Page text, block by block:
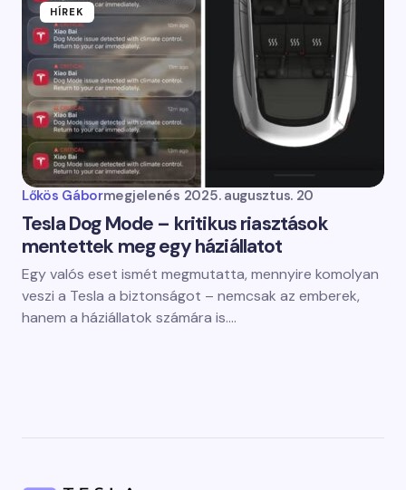
HÍREK
Lőkös Gábormegjelenés 2025. augusztus. 20
Tesla Dog Mode – kritikus riasztások
mentettek meg egy háziállatot
Egy valós eset ismét megmutatta, mennyire komolyan
veszi a Tesla a biztonságot – nemcsak az emberek,
hanem a háziállatok számára is.…